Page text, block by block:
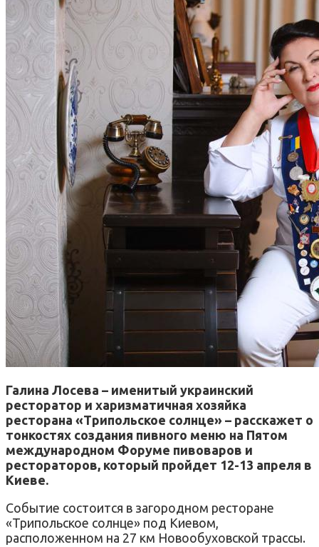
Галина Лосева – именитый украинский
ресторатор и харизматичная хозяйка
ресторана «Трипольское солнце» – расскажет о
тонкостях создания пивного меню на Пятом
международном Форуме пивоваров и
рестораторов, который пройдет 12-13 апреля в
Киеве.
Событие состоится в загородном ресторане
«Трипольское солнце» под Киевом,
расположенном на 27 км Новообуховской трассы.